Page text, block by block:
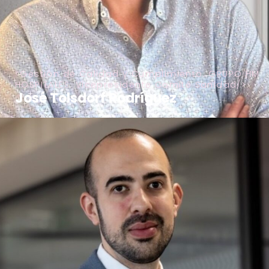
Gestión de Calidad y Cumplimiento. GRUPO HM
HOSPITALES. Vicepresidente Comité Sanidad
José Tolsdorf Rodríguez